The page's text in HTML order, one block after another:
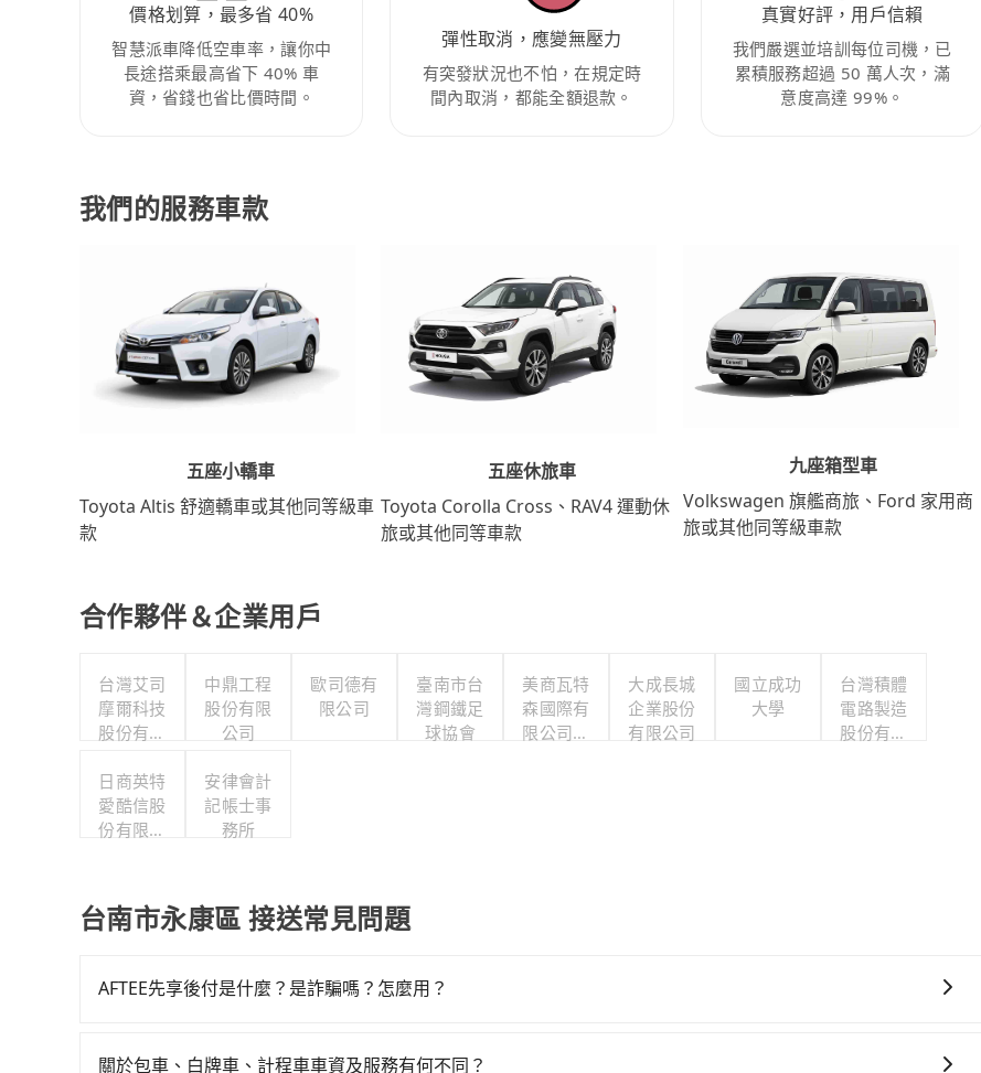
價格划算，最多省 40%
智慧派車降低空車率，讓你中
長途搭乘最高省下 40% 車
資，省錢也省比價時間。
彈性取消，應變無壓力
有突發狀況也不怕，在規定時
間內取消，都能全額退款。
真實好評，用戶信賴
我們嚴選並培訓每位司機，已
累積服務超過 50 萬人次，滿
意度高達 99%。
我們的服務車款
五座小轎車
Toyota Altis 舒適轎車或其他同等級車
款
五座休旅車
Toyota Corolla Cross、RAV4 運動休
旅或其他同等車款
九座箱型車
Volkswagen 旗艦商旅、Ford 家用商
旅或其他同等級車款
合作夥伴＆企業用戶
台灣艾司
摩爾科技
股份有限
中鼎工程
股份有限
公司
歐司德有
限公司
臺南市台
灣鋼鐵足
球協會
美商瓦特
森國際有
限公司台
大成長城
企業股份
有限公司
國立成功
大學
台灣積體
電路製造
股份有限
日商英特
愛酷信股
份有限公
安律會計
記帳士事
務所
台南市永康區 接送常見問題
AFTEE先享後付是什麼？是詐騙嗎？怎麼用？
碼即可完成即時的信用審查，費用還可於訂單成立後的14天內前往便利商店或ATM繳費即可。
關於包車、白牌車、計程車車資及服務有何不同？